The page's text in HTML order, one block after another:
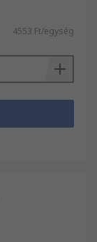
4553 Ft/egység